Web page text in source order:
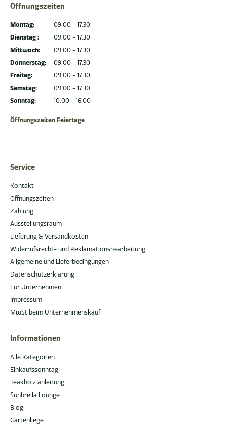
Öffnungszeiten
Montag:
Dienstag :
Mittwoch:
Donnerstag:
Freitag:
Samstag:
Sonntag:
09.00 - 17.30
09.00 - 17.30
09.00 - 17.30
09.00 - 17.30
09.00 - 17.30
09.00 - 17.30
10.00 - 16.00
Öffnungszeiten Feiertage
Service
Kontakt
Öffnungszeiten
Zahlung
Ausstellungsraum
Lieferung & Versandkosten
Widerrufsrecht- und Reklamationsbearbeitung
Allgemeine und Lieferbedingungen
Datenschutzerklärung
Für Unternehmen
Impressum
MwSt beim Unternehmenskauf
Informationen
Alle Kategorien
Einkaufssonntag
Teakholz anleitung
Sunbrella Lounge
Blog
Gartenliege